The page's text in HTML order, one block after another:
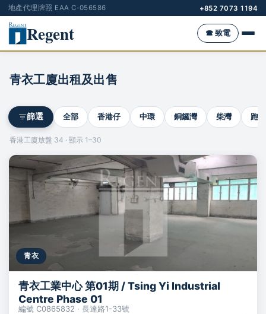
地產代理牌照 EAA C-056586 +852 7073 1194
Regent ☎ 致電
青衣工廈出租及出售
篩選 全部 香港仔 中環 銅鑼灣 柴灣 跑
香港工廈放盤 34 · 顯示 1–30
青衣
青衣工業中心 第01期 / Tsing Yi Industrial
Centre Phase 01
編號 C0865832 · 長達路1-33號